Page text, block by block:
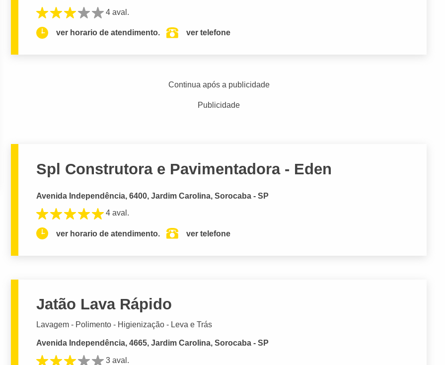
4 aval.
ver horario de atendimento. ver telefone
Continua após a publicidade
Publicidade
Spl Construtora e Pavimentadora - Eden
Avenida Independência, 6400, Jardim Carolina, Sorocaba - SP
4 aval.
ver horario de atendimento. ver telefone
Jatão Lava Rápido
Lavagem - Polimento - Higienização - Leva e Trás
Avenida Independência, 4665, Jardim Carolina, Sorocaba - SP
3 aval.